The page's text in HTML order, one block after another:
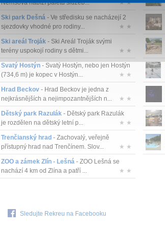
Nemšová nabízí paletu služeb...
★ ★
Ski park Dešná- Ve středisku se nacházejí 2
sjezdovky vhodné pro rodiny...
★ ★
Ski areál Troják- Ski Areál Troják svými
terény uspokojí rodiny s dětmi...
★ ★
Svatý Hostýn- Svatý Hostýn, nebo jen Hostýn
(734,6 m) je kopec v Hostýn...
★ ★
Hrad Beckov- Hrad Beckov je jedna z
nejkrásnějších a nejimpozantnějších n...
★ ★
Dětský park Razulák- Dětský park Razulák
je rozdělen na dětský letní p...
★ ★
Trenčianský hrad - Zachovalý, veřejně
přístupný hrad nad Trenčínem. Slov...
★ ★
ZOO a zámek Zlín - Lešná- ZOO Lešná se
nachází 4 km od Zlína a patří ...
★ ★
Sledujte Rekreu na Facebooku